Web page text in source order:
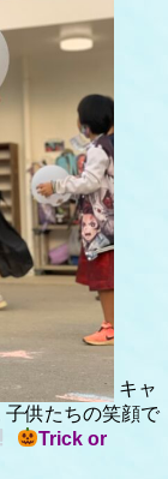
キャ
子供たちの笑顔で
Trick or